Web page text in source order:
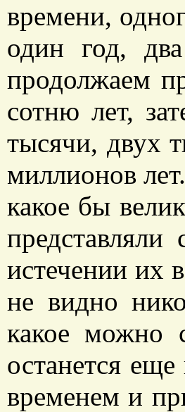
времени,
один год,
продолжаем
сотню лет,
тысячи, двух
миллионов
какое бы
истечении их
не видно
какое можно
останется
временем и